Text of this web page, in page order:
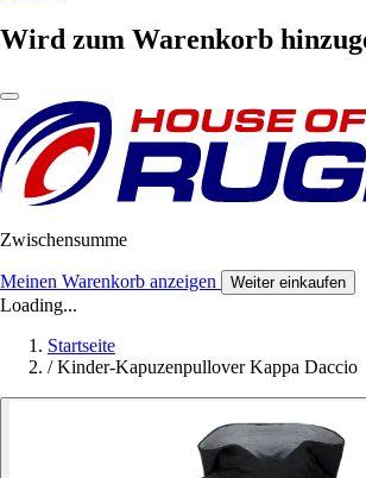
Wird zum Warenkorb
Zwischensumme
Meinen Warenkorb anzeigen Weiter einkaufen
Loading...
Startseite
/ Kinder-Kapuzenpullover Kappa Daccio